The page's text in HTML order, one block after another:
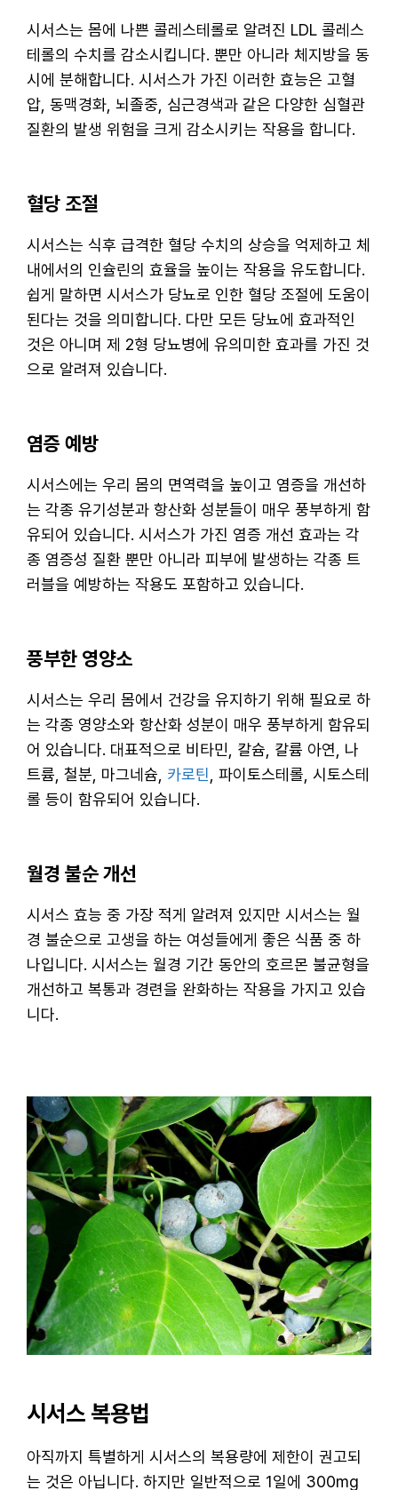
시서스는 몸에 나쁜 콜레스테롤로 알려진 LDL 콜레스
테롤의 수치를 감소시킵니다. 뿐만 아니라 체지방을 동
시에 분해합니다. 시서스가 가진 이러한 효능은 고혈
압, 동맥경화, 뇌졸중, 심근경색과 같은 다양한 심혈관
질환의 발생 위험을 크게 감소시키는 작용을 합니다.
혈당 조절
시서스는 식후 급격한 혈당 수치의 상승을 억제하고 체
내에서의 인슐린의 효율을 높이는 작용을 유도합니다.
쉽게 말하면 시서스가 당뇨로 인한 혈당 조절에 도움이
된다는 것을 의미합니다. 다만 모든 당뇨에 효과적인
것은 아니며 제 2형 당뇨병에 유의미한 효과를 가진 것
으로 알려져 있습니다.
염증 예방
시서스에는 우리 몸의 면역력을 높이고 염증을 개선하
는 각종 유기성분과 항산화 성분들이 매우 풍부하게 함
유되어 있습니다. 시서스가 가진 염증 개선 효과는 각
종 염증성 질환 뿐만 아니라 피부에 발생하는 각종 트
러블을 예방하는 작용도 포함하고 있습니다.
풍부한 영양소
시서스는 우리 몸에서 건강을 유지하기 위해 필요로 하
는 각종 영양소와 항산화 성분이 매우 풍부하게 함유되
어 있습니다. 대표적으로 비타민, 칼슘, 칼륨 아연, 나
트륨, 철분, 마그네슘, 카로틴 , 파이토스테롤, 시토스테
롤 등이 함유되어 있습니다.
월경 불순 개선
시서스 효능 중 가장 적게 알려져 있지만 시서스는 월
경 불순으로 고생을 하는 여성들에게 좋은 식품 중 하
나입니다. 시서스는 월경 기간 동안의 호르몬 불균형을
개선하고 복통과 경련을 완화하는 작용을 가지고 있습
니다.
시서스 복용법
아직까지 특별하게 시서스의 복용량에 제한이 권고되
는 것은 아닙니다. 하지만 일반적으로 1일에 300mg